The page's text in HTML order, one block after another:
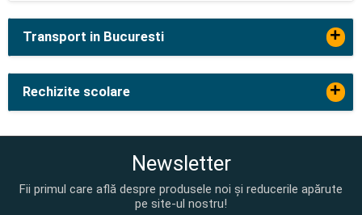
Transport in Bucuresti +
Rechizite scolare +
Newsletter
Fii primul care află despre produsele noi și reducerile apărute
pe site-ul nostru!